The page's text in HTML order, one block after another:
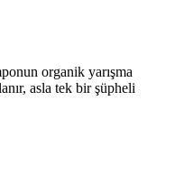
organik yarışma
asla tek bir şüpheli